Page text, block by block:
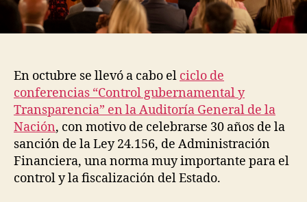
En octubre se llevó a cabo el ciclo de
conferencias “Control gubernamental y
Transparencia” en la Auditoría General de la
Nación, con motivo de celebrarse 30 años de la
sanción de la Ley 24.156, de Administración
Financiera, una norma muy importante para el
control y la fiscalización del Estado.